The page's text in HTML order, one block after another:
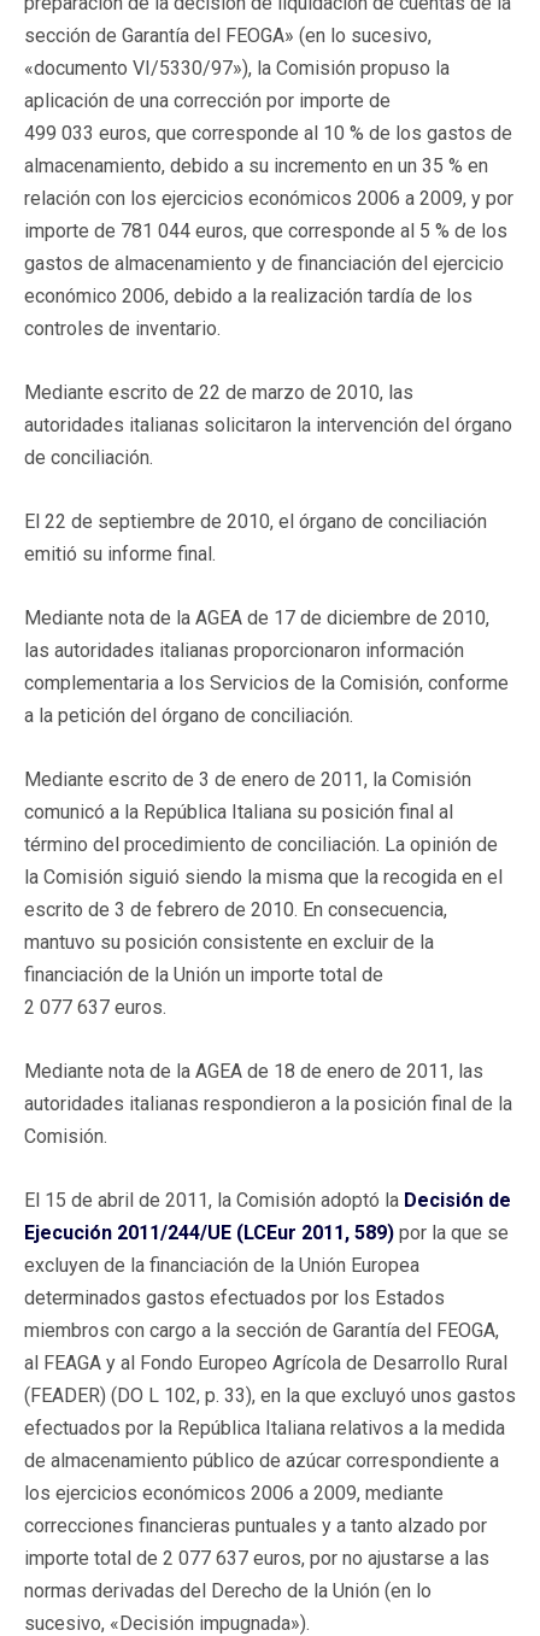
sección de Garantía del FEOGA» (en lo sucesivo,
«documento VI/5330/97»), la Comisión propuso la
aplicación de una corrección por importe de
499 033 euros, que corresponde al 10 % de los gastos de
almacenamiento, debido a su incremento en un 35 % en
relación con los ejercicios económicos 2006 a 2009, y por
importe de 781 044 euros, que corresponde al 5 % de los
gastos de almacenamiento y de financiación del ejercicio
económico 2006, debido a la realización tardía de los
controles de inventario.
Mediante escrito de 22 de marzo de 2010, las
autoridades italianas solicitaron la intervención del órgano
de conciliación.
El 22 de septiembre de 2010, el órgano de conciliación
emitió su informe final.
Mediante nota de la AGEA de 17 de diciembre de 2010,
las autoridades italianas proporcionaron información
complementaria a los Servicios de la Comisión, conforme
a la petición del órgano de conciliación.
Mediante escrito de 3 de enero de 2011, la Comisión
comunicó a la República Italiana su posición final al
término del procedimiento de conciliación. La opinión de
la Comisión siguió siendo la misma que la recogida en el
escrito de 3 de febrero de 2010. En consecuencia,
mantuvo su posición consistente en excluir de la
financiación de la Unión un importe total de
2 077 637 euros.
Mediante nota de la AGEA de 18 de enero de 2011, las
autoridades italianas respondieron a la posición final de la
Comisión.
El 15 de abril de 2011, la Comisión adoptó la Decisión de
Ejecución 2011/244/UE (LCEur 2011, 589) por la que se
excluyen de la financiación de la Unión Europea
determinados gastos efectuados por los Estados
miembros con cargo a la sección de Garantía del FEOGA,
al FEAGA y al Fondo Europeo Agrícola de Desarrollo Rural
(FEADER) (DO L 102, p. 33), en la que excluyó unos gastos
efectuados por la República Italiana relativos a la medida
de almacenamiento público de azúcar correspondiente a
los ejercicios económicos 2006 a 2009, mediante
correcciones financieras puntuales y a tanto alzado por
importe total de 2 077 637 euros, por no ajustarse a las
normas derivadas del Derecho de la Unión (en lo
sucesivo, «Decisión impugnada»).